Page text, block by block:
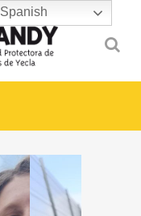
Spanish